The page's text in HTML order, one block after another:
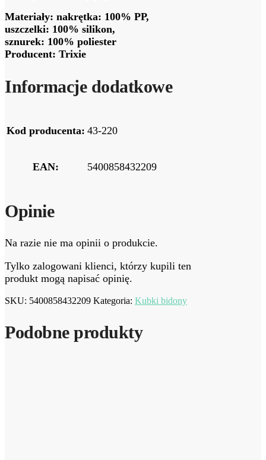
Materiały: nakrętka: 100% PP,
uszczelki: 100% silikon,
sznurek: 100% poliester
Producent: Trixie
Informacje dodatkowe
Kod producenta: 43-220
EAN: 5400858432209
Opinie
Na razie nie ma opinii o produkcie.
Tylko zalogowani klienci, którzy kupili ten
produkt mogą napisać opinię.
SKU: 5400858432209 Kategoria: Kubki bidony
Podobne produkty